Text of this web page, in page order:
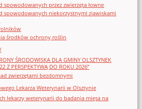
spowodowanych przez zwierzęta łowne
spowodowanych niekorzystnymi zjawiskami
środków ochrony roślin
ŚRODOWISKA DLA GMINY OLSZTYNEK
Z PERSPEKTYWĄ DO ROKU 2026”
zwierzętami bezdomnymi
Lekarza Weterynarii w Olsztynie
lekarzy weterynarii do badania mięsa na